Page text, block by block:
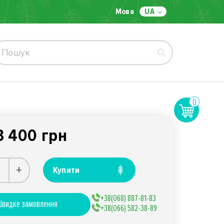
Мова UA
0
400 грн
+ Купити
замовлення
+38(068) 887-81-83
+38(066) 582-38-89